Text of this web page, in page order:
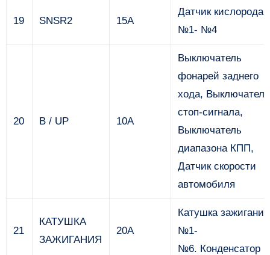
19 SNSR2 15А
Датчик кислорода
№1- №4
20 B / UP 10А
Выключатель
фонарей заднего
хода, Выключатель
стоп-сигнала,
Выключатель
диапазона КПП,
Датчик скорости
автомобиля
21
КАТУШКА
ЗАЖИГАНИЯ
20А
Катушка зажигания
№1-
№6. Конденсатор